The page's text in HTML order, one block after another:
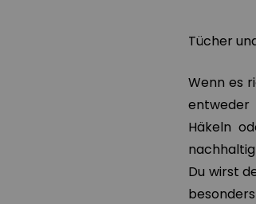
Tücher
Wenn es
entweder
Häkeln
Du wirst